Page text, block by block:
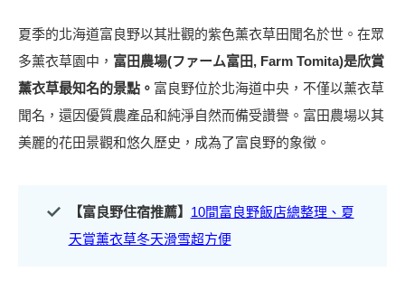
夏季的北海道富良野以其壯觀的紫色薰衣草田聞名於世。在眾
多薰衣草園中， 富田農場(ファーム富田, Farm Tomita)是欣賞
薰衣草最知名的景點。 富良野位於北海道中央，不僅以薰衣草
聞名，還因優質農產品和純淨自然而備受讚譽。富田農場以其
美麗的花田景觀和悠久歷史，成為了富良野的象徵。
【富良野住宿推薦】 10間富良野飯店總整理、夏
天賞薰衣草冬天滑雪超方便